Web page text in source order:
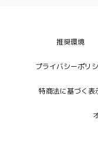
推奨環境
プライバシーポリ
特商法に基づく表